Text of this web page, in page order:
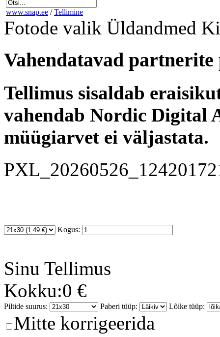
www.snap.ee / Tellimine
Fotode valik Üldandmed
Vahendatavad
Tellimus sisaldab
vahendab Nordic Digital
müügiarvet ei väljastata.
Kogus:
Sinu Tellimus
Kokku:0 €
Piltide suurus: Paberi tüüp: Lõike tüüp:
Mitte korrigeerida